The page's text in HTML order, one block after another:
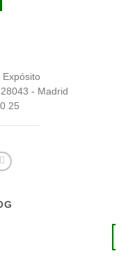
- Madrid
25